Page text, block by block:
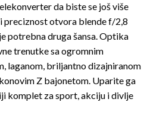
da biste se još više
preciznost otvora blende f/2,8
potrebna druga šansa. Optika
trenutke sa ogromnim
laganom, briljantno dizajniranom
Z bajonetom. Uparite ga
komplet za sport, akciju i divlje